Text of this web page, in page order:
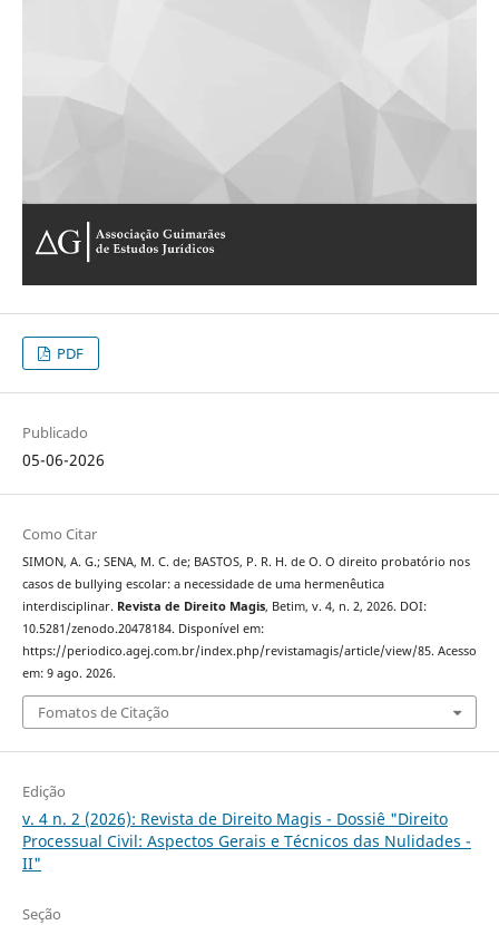
PDF
Publicado
05-06-2026
Como Citar
SIMON, A. G.; SENA, M. C. de; BASTOS, P. R. H. de O. O direito probatório nos
casos de bullying escolar: a necessidade de uma hermenêutica
interdisciplinar. Revista de Direito Magis, Betim, v. 4, n. 2, 2026. DOI:
10.5281/zenodo.20478184. Disponível em:
https://periodico.agej.com.br/index.php/revistamagis/article/view/85. Acesso
em: 9 ago. 2026.
Fomatos de Citação
Edição
v. 4 n. 2 (2026): Revista de Direito Magis - Dossiê "Direito
Processual Civil: Aspectos Gerais e Técnicos das Nulidades -
II"
Seção